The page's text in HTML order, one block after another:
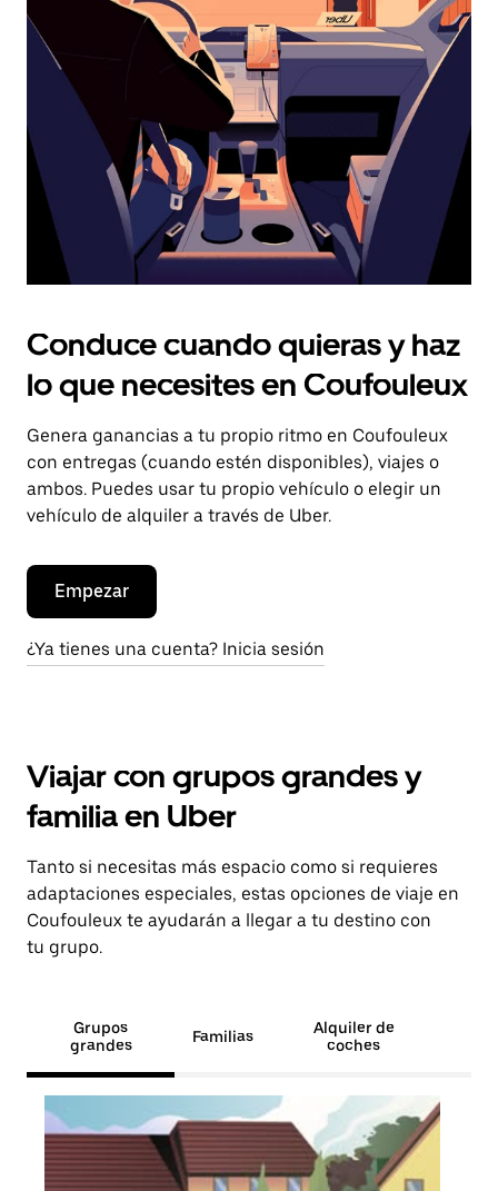
el
botón
escape
el
calendario.
Conduce cuando quieras y haz
lo que necesites en Coufouleux
Genera ganancias a tu propio ritmo en Coufouleux
con entregas (cuando estén disponibles), viajes o
ambos. Puedes usar tu propio vehículo o elegir un
vehículo de alquiler a través de Uber.
Empezar
¿Ya tienes una cuenta? Inicia sesión
Viajar con grupos grandes y
familia en Uber
Tanto si necesitas más espacio como si requieres
adaptaciones especiales, estas opciones de viaje en
Coufouleux te ayudarán a llegar a tu destino con
tu grupo.
Grupos
grandes
Familias
Alquiler de
coches